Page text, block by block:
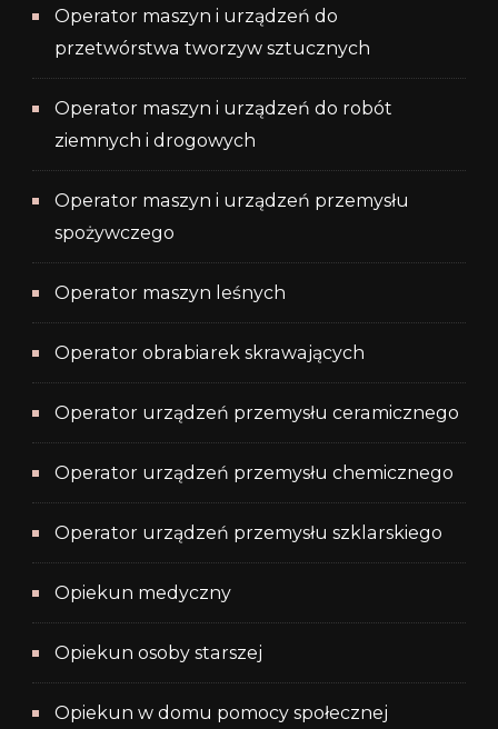
Operator maszyn i urządzeń do
przetwórstwa tworzyw sztucznych
Operator maszyn i urządzeń do robót
ziemnych i drogowych
Operator maszyn i urządzeń przemysłu
spożywczego
Operator maszyn leśnych
Operator obrabiarek skrawających
Operator urządzeń przemysłu ceramicznego
Operator urządzeń przemysłu chemicznego
Operator urządzeń przemysłu szklarskiego
Opiekun medyczny
Opiekun osoby starszej
Opiekun w domu pomocy społecznej